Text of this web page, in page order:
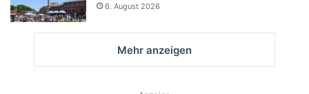
6. August 2026
Mehr anzeigen